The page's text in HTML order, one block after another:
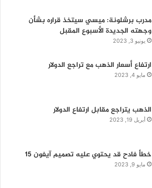
مدرب برشلونة: ميسي سيتخذ قراره بشأن
وجهته الجديدة الأسبوع المقبل
يونيو 3, 2023
ارتفاع أسعار الذهب مع تراجع الدولار
مايو 4, 2023
الذهب يتراجع مقابل ارتفاع الدولار
أبريل 19, 2023
خطأ فادح قد يحتوي عليه تصميم آيفون 15
مايو 9, 2023